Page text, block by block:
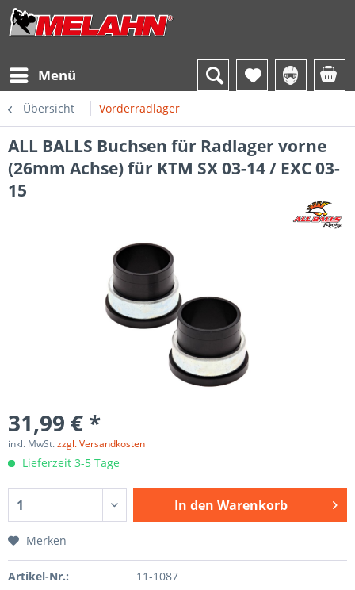
Menü
Übersicht Vorderradlager
ALL BALLS Buchsen für Radlager vorne
(26mm Achse) für KTM SX 03-14 / EXC 03-
15
31,99 € *
inkl. MwSt.zzgl. Versandkosten
Lieferzeit 3-5 Tage
In den Warenkorb
Merken
Artikel-Nr.: 11-1087